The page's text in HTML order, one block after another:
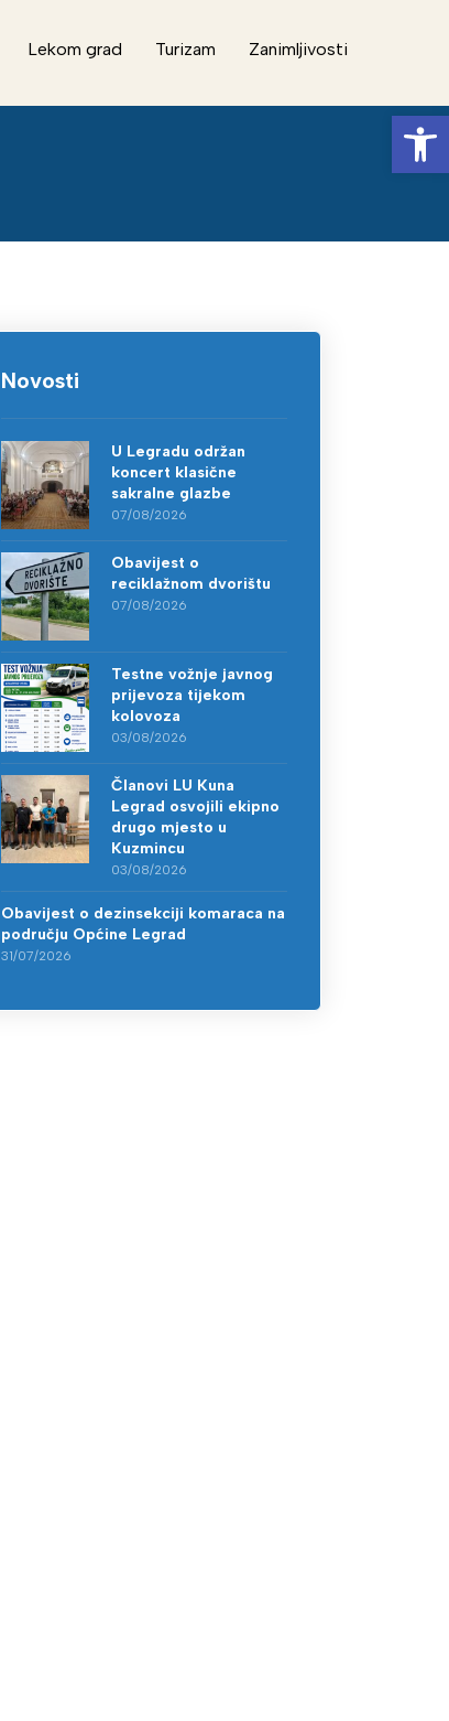
Lekom grad Turizam
Zanimljivosti
Novosti
U Legradu održan
koncert klasične
sakralne glazbe
07/08/2026
Obavijest o
reciklažnom dvorištu
07/08/2026
Testne vožnje javnog
prijevoza tijekom
kolovoza
03/08/2026
Članovi LU Kuna
Legrad osvojili ekipno
drugo mjesto u
Kuzmincu
03/08/2026
Obavijest o dezinsekciji komaraca na
području Općine Legrad
31/07/2026